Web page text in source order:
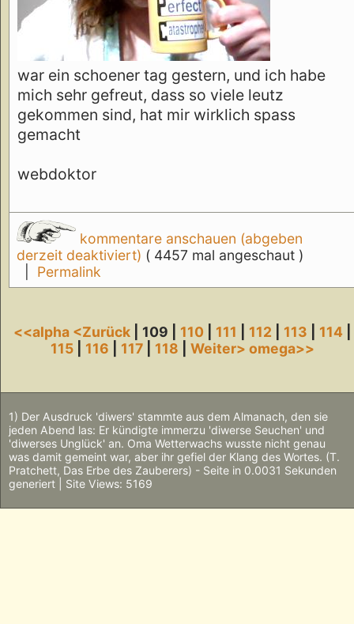
war ein schoener tag gestern, und ich habe
mich sehr gefreut, dass so viele leutz
gekommen sind, hat mir wirklich spass
gemacht
webdoktor
kommentare anschauen (abgeben
derzeit deaktiviert) ( 4457 mal angeschaut )
Permalink
<<alpha <Zurück | 109 | 110| 111 112 113 114
115| 116 117| 118 Weiter> omega>>
1) Der Ausdruck 'diwers' stammte aus dem Almanach, den sie
jeden Abend las: Er kündigte immerzu 'diwerse Seuchen' und
'diwerses Unglück' an. Oma Wetterwachs wusste nicht genau
was damit gemeint war, aber ihr gefiel der Klang des Wortes. (T.
Pratchett, Das Erbe des Zauberers) - Seite in 0.0031 Sekunden
generiert | Site Views: 5169